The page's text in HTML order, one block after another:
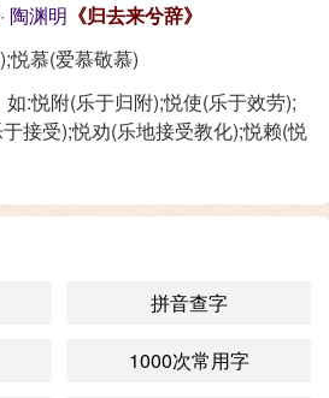
· 陶渊明 《归去来兮辞》
悦慕(爱慕敬慕)
如:悦附(乐于归附);悦使(乐于效劳);
接受);悦劝(乐地接受教化);悦赖(悦
拼音查字
1000次常用字